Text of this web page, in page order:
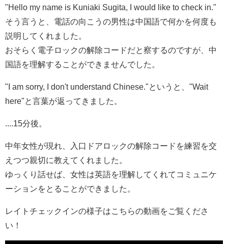
"Hello my name is Kuniaki Sugita, I would like to check in."
そう言うと、電話の向こうの男性は中国語で何かを何度も
説明してくれました。
おそらく電子ロックの解除コードだと察するのですが、中
国語を理解することができませんでした。
"I am sorry, I don't understand Chinese."というと、"Wait
here"と言葉が返ってきました。
....15分後。
中年女性が現れ、入口ドアロックの解除コードを練習を交
えつつ親切に教えてくれました。
ゆっくり話せば、女性は英語を理解してくれてコミュニケ
ーションをとることができました。
レイトチェックインの様子はこちらの動画をご覧くださ
い！